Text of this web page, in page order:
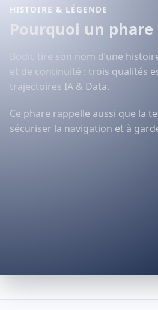
HISTOIRE & LÉGENDE
Pourquoi un phare
Bodic tire son nom d’une
et de continuité : trois qualités
trajectoires IA & Data.
Ce phare rappelle aussi que la
sécuriser la navigation et à